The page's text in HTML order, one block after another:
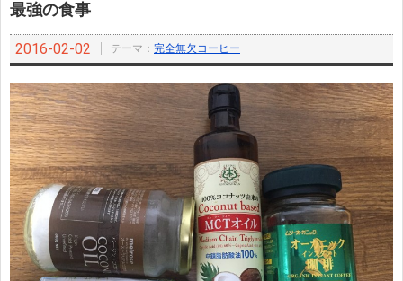
最強の食事
2016-02-02 テーマ： 完全無欠コーヒー